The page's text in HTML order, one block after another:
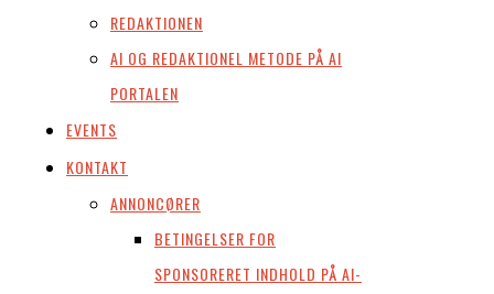
REDAKTIONEN
AI OG REDAKTIONEL METODE PÅ AI
PORTALEN
EVENTS
KONTAKT
ANNONCØRER
BETINGELSER FOR
SPONSORERET INDHOLD PÅ AI-